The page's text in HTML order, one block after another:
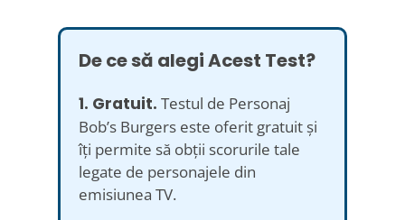
De ce să alegi Acest Test?
1. Gratuit. Testul de Personaj
Bob’s Burgers este oferit gratuit și
îți permite să obții scorurile tale
legate de personajele din
emisiunea TV.